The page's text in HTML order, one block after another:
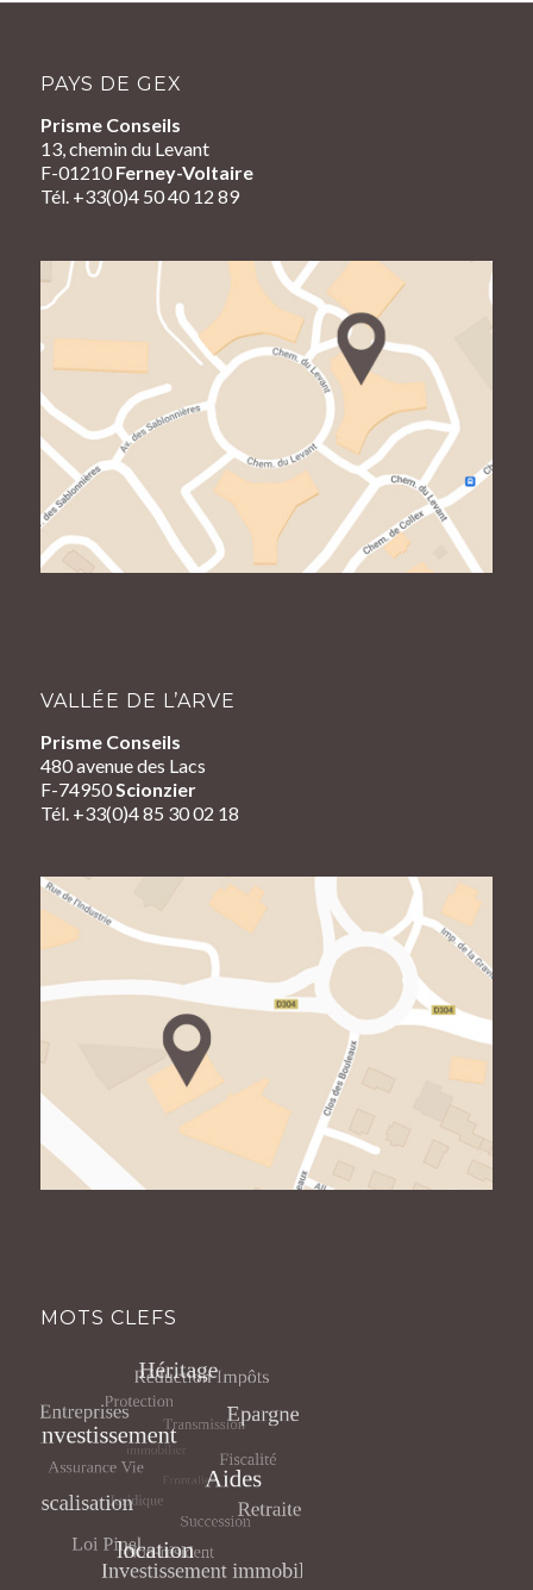
PAYS DE GEX
Prisme Conseils
13, chemin du Levant
F-01210 Ferney-Voltaire
Tél. +33(0)4 50 40 12 89
VALLÉE DE L’ARVE
Prisme Conseils
480 avenue des Lacs
F-74950 Scionzier
Tél. +33(0)4 85 30 02 18
MOTS CLEFS